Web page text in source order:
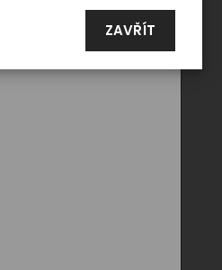
ZAVŘÍT
barvě s motivem